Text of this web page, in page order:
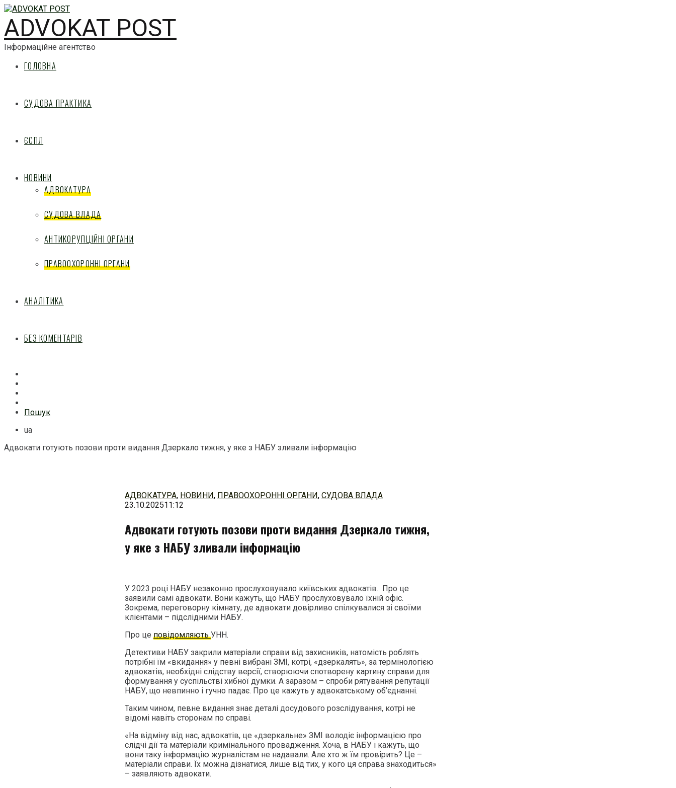
ADVOKAT POST
Інформаційне агентство
ГОЛОВНА
СУДОВА ПРАКТИКА
ЄСПЛ
НОВИНИ
АДВОКАТУРА
СУДОВА ВЛАДА
АНТИКОРУПЦІЙНІ ОРГАНИ
ПРАВООХОРОННІ ОРГАНИ
АНАЛІТИКА
БЕЗ КОМЕНТАРІВ
Пошук
ua
Адвокати готують позови проти видання Дзеркало тижня, у яке з НАБУ зливали інформацію
АДВОКАТУРА, НОВИНИ, ПРАВООХОРОННІ ОРГАНИ, СУДОВА ВЛАДА
23.10.202511:12
Адвокати готують позови проти видання Дзеркало тижня,
у яке з НАБУ зливали інформацію
У 2023 році НАБУ незаконно прослуховувало київських адвокатів. Про це
заявили самі адвокати. Вони кажуть, що НАБУ прослуховувало їхній офіс.
Зокрема, переговорну кімнату, де адвокати довірливо спілкувалися зі своїми
клієнтами – підслідними НАБУ.
Про це повідомляютьУНН.
Детективи НАБУ закрили матеріали справи від захисників, натомість роблять
потрібні їм «вкидання» у певні вибрані ЗМІ, котрі, «дзеркалять», за термінологією
адвокатів, необхідні слідству версії, створюючи спотворену картину справи для
формування у суспільстві хибної думки. А заразом – спроби рятування репутації
НАБУ, що невпинно і гучно падає. Про це кажуть у адвокатському об’єднанні.
Таким чином, певне видання знає деталі досудового розслідування, котрі не
відомі навіть сторонам по справі.
«На відміну від нас, адвокатів, це «дзеркальне» ЗМІ володіє інформацією про
слідчі дії та матеріали кримінального провадження. Хоча, в НАБУ і кажуть, що
вони таку інформацію журналістам не надавали. Але хто ж їм провірить? Це –
матеріали справи. Їх можна дізнатися, лише від тих, у кого ця справа знаходиться»
– заявляють адвокати.